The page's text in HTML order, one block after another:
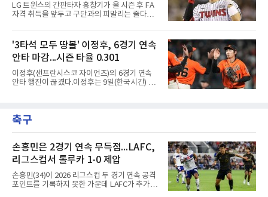
이닝(1천225⅔이닝)을 경신했다.시즌 소화 이닝
은 163⅔이닝으로 규정이닝 162이닝을 통과했
인트루이스에서 데뷔해 이듬해 마이애미로 이적
한 그는 2022년 리그 최다 228⅔이닝
가능성은 낮아
LG 트윈스의 간판타자 홍창기가 올 시즌 후 FA
자격 취득을 앞두고 구단과의 피말리는 줄다리
김현수가 FA 시장에서 이적했던 충격적인 선례
가 소환되면서 벌써부터 팬들의 이목이 집중되
는 양상이다.다만 이번 협상은 과거 김현수 케이
스와는 판이하게 다른 환경 속에서 전개될 것으
로 보인다. 선수 측과 구단 간의 시각 차이가 팽
팽히 맞서며 내부 협상 과정은 극심한 진통을 겪
을 가능성이 크지만, 시장 외부에서 불어오는 변
에서 이탈하는 아픔을 겪었고, 이어진 2026시즌
초중반에도 실전 감각 회복
'3타석 모두 땅볼' 이정후, 6경기 연속
안타 마감...시즌 타율 0.301
이정후(샌프란시스코 자이언츠)의 6경기 연속
안타 행진이 끊겼다.이정후는 9일(한국시간) 미
은 0.301로 하락했다. 1회와 4회 유격수 땅볼, 7
회 2루수 땅볼로 물러났고 9회초 대수비와 교체
데다 7회 6실점이 겹쳐 0-8로 졌다.샌디에이고
파드리스 송성문은 휴스턴 애스트로스와의 홈경
기에 결장했다. 샌디에이고는 3-2로 이겼다.
축구
손흥민은 2경기 연속 무득점...LAFC,
리그스컵서 톨루카 1-0 제압
손흥민(34)이 2026 리그스컵 두 경기 연속 공격
포인트를 기록하지 못한 가운데 LAFC가 추가시